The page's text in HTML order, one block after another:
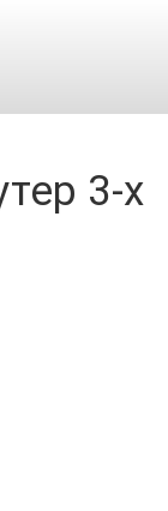
3-х